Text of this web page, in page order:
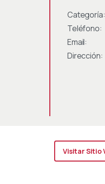
Categoría:
Teléfono:
Email:
Dirección:
Visitar Sitio